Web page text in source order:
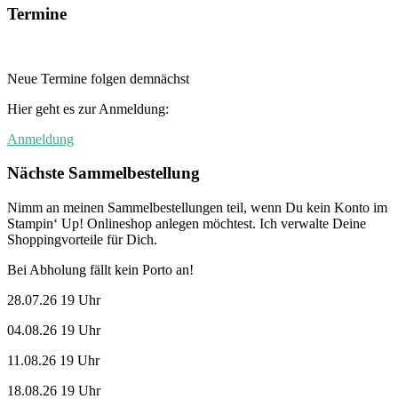
Termine
Neue Termine folgen demnächst
Hier geht es zur Anmeldung:
Anmeldung
Nächste Sammelbestellung
Nimm an meinen Sammelbestellungen teil, wenn Du kein Konto im
Stampin‘ Up! Onlineshop anlegen möchtest. Ich verwalte Deine
Shoppingvorteile für Dich.
Bei Abholung fällt kein Porto an!
28.07.26 19 Uhr
04.08.26 19 Uhr
11.08.26 19 Uhr
18.08.26 19 Uhr